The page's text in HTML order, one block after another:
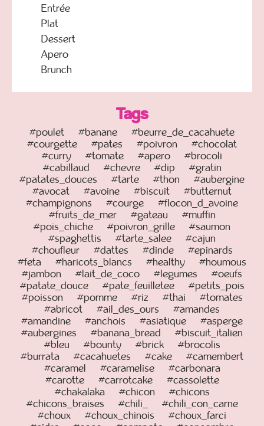
Entrée
Plat
Dessert
Apero
Brunch
Tags
#poulet #banane
#beurre_de_cacahuete
#courgette
#pates #poivron
#chocolat
#curry
#tomate #apero
#brocoli
#cabillaud
#chevre #dip
#gratin
#patates_douces
#tarte #thon
#aubergine
#avocat
#avoine #biscuit
#butternut
#champignons
#courge
#flocon_d_avoine
#fruits_de_mer
#gateau
#muffin
#pois_chiche
#poivron_grille
#saumon
#spaghettis
#tarte_salee
#cajun
#choufleur
#dattes #dinde
#epinards
#feta
#haricots_blancs #healthy
#houmous
#jambon
#lait_de_coco #legumes
#oeufs
#patate_douce
#pate_feuilletee
#petits_pois
#poisson
#pomme #riz #thai
#tomates
#abricot
#ail_des_ours
#amandes
#amandine
#anchois #asiatique
#asperge
#aubergines
#banana_bread
#biscuit_italien
#bleu
#bounty #brick
#brocolis
#burrata
#cacahuetes #cake
#camembert
#caramel
#caramelise
#carbonara
#carotte
#carrotcake
#cassolette
#chakalaka
#chicon
#chicons
#chicons_braises
#chili_
#chili_con_carne
#choux
#choux_chinois
#choux_farci